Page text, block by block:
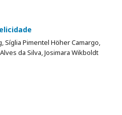
Síglia Pimentel Höher Camargo,
da Silva, Josimara Wikboldt